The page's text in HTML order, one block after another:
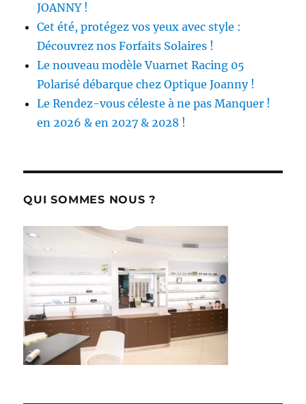
JOANNY !
Cet été, protégez vos yeux avec style :
Découvrez nos Forfaits Solaires !
Le nouveau modèle Vuarnet Racing 05
Polarisé débarque chez Optique Joanny !
Le Rendez-vous céleste à ne pas Manquer !
en 2026 & en 2027 & 2028 !
QUI SOMMES NOUS ?